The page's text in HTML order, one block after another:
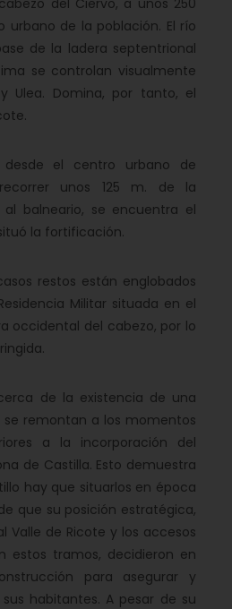
del Ciervo, a unos 250
urbano de la población. El río
de la ladera septentrional
se controlan visualmente
Ulea. Domina, por tanto, el
el centro urbano de
unos 125 m. de la
balneario, se encuentra el
la fortificación.
restos están englobados
Militar situada en el
occidental del cabezo, por lo
de la existencia de una
remontan a los momentos
a la incorporación del
de Castilla. Esto demuestra
hay que situarlos en época
que su posición estratégica,
Valle de Ricote y los accesos
estos tramos, decidieron en
para asegurar y
habitantes. A pesar de su